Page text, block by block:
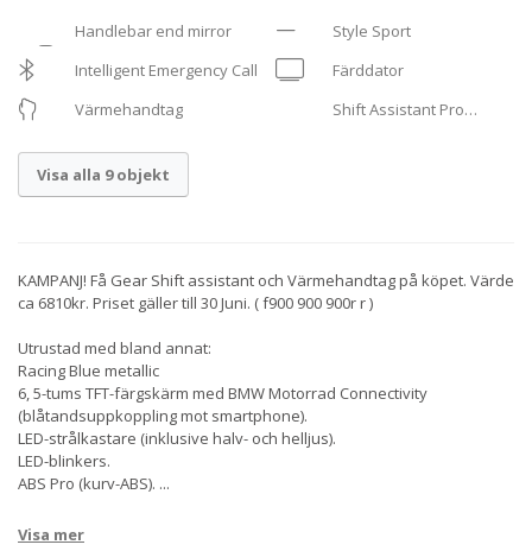
Handlebar end mirror
Style Sport
Intelligent Emergency Call
Färddator
Värmehandtag
Shift Assistant Pro
Visa alla 9 objekt
KAMPANJ! Få Gear Shift assistant och Värmehandtag på köpet. Värde
ca 6810kr. Priset gäller till 30 Juni. ( f900 900 900r r )
Utrustad med bland annat:
Racing Blue metallic
6, 5-tums TFT-färgskärm med BMW Motorrad Connectivity
(blåtandsuppkoppling mot smartphone).
LED-strålkastare (inklusive halv- och helljus).
LED-blinkers.
ABS Pro (kurv-ABS). ...
Visa mer